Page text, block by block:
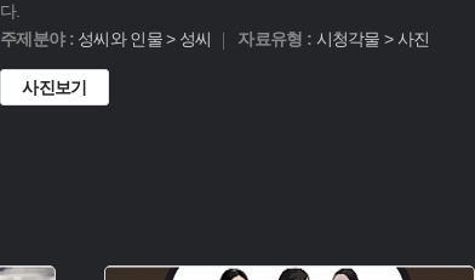
다.
주제분야 :성씨와 인물 > 성씨 자료유형 : 시청각물 > 사진
사진보기